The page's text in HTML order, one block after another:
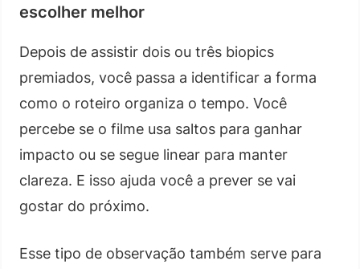
escolher melhor
Depois de assistir dois ou três biopics
premiados, você passa a identificar a forma
como o roteiro organiza o tempo. Você
percebe se o filme usa saltos para ganhar
impacto ou se segue linear para manter
clareza. E isso ajuda você a prever se vai
gostar do próximo.
Esse tipo de observação também serve para